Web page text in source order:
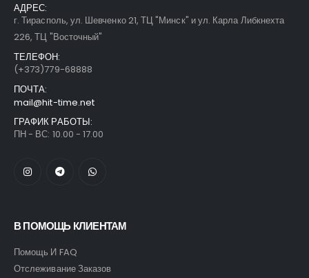
АДРЕС:
г. Тирасполь, ул. Шевченко 21, ТЦ "Минск" и ул. Карла Либкнехта
226, ТЦ "Восточный"
ТЕЛЕФОН:
(+373)779-68888
ПОЧТА:
mail@hit-time.net
ГРАФИК РАБОТЫ:
ПН - ВС: 10.00 - 17.00
В ПОМОЩЬ КЛИЕНТАМ
Помощь И FAQ
Отслеживание Заказов